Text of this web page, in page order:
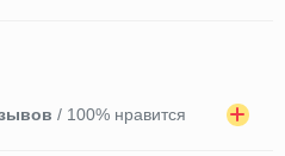
/ 100% нравится